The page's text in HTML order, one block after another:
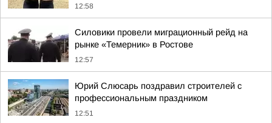
12:58
Силовики провели миграционный рейд на
рынке «Темерник» в Ростове
12:57
Юрий Слюсарь поздравил строителей с
профессиональным праздником
12:51